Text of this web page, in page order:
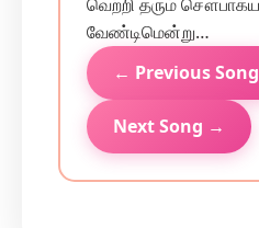
வேண்டிமென்று…
← Previous Song
Next Song →